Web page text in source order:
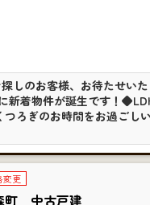
しのお客様、お待たせい
新着物件が誕生です！
つろぎのお時間をお過ごし
変更
町 中古戸建